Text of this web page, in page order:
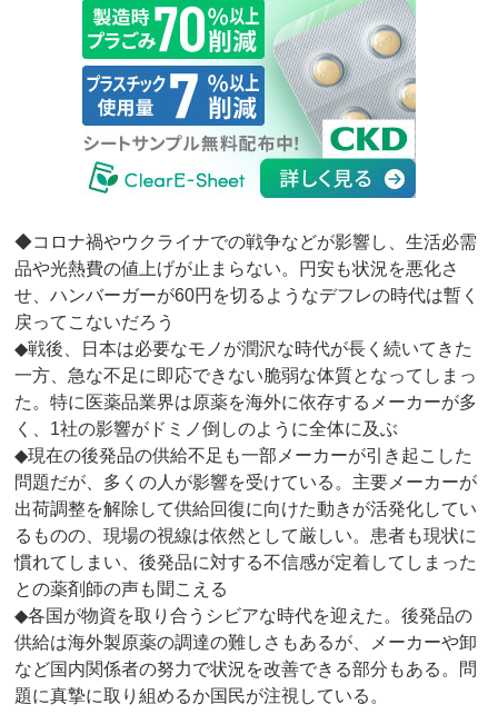
◆コロナ禍やウクライナでの戦争などが影響し、生活必需
品や光熱費の値上げが止まらない。円安も状況を悪化さ
せ、ハンバーガーが60円を切るようなデフレの時代は暫く
戻ってこないだろう
◆戦後、日本は必要なモノが潤沢な時代が長く続いてきた
一方、急な不足に即応できない脆弱な体質となってしまっ
た。特に医薬品業界は原薬を海外に依存するメーカーが多
く、1社の影響がドミノ倒しのように全体に及ぶ
◆現在の後発品の供給不足も一部メーカーが引き起こした
問題だが、多くの人が影響を受けている。主要メーカーが
出荷調整を解除して供給回復に向けた動きが活発化してい
るものの、現場の視線は依然として厳しい。患者も現状に
慣れてしまい、後発品に対する不信感が定着してしまった
との薬剤師の声も聞こえる
◆各国が物資を取り合うシビアな時代を迎えた。後発品の
供給は海外製原薬の調達の難しさもあるが、メーカーや卸
など国内関係者の努力で状況を改善できる部分もある。問
題に真摯に取り組めるか国民が注視している。